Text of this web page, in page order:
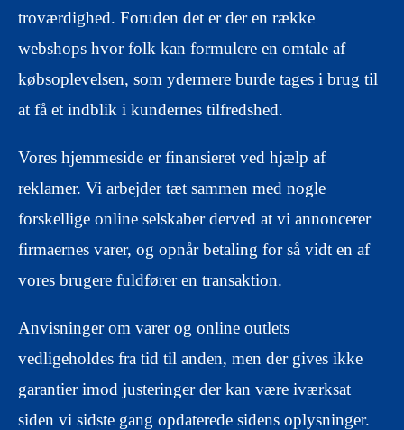
troværdighed. Foruden det er der en række
webshops hvor folk kan formulere en omtale af
købsoplevelsen, som ydermere burde tages i brug til
at få et indblik i kundernes tilfredshed.
Vores hjemmeside er finansieret ved hjælp af
reklamer. Vi arbejder tæt sammen med nogle
forskellige online selskaber derved at vi annoncerer
firmaernes varer, og opnår betaling for så vidt en af
vores brugere fuldfører en transaktion.
Anvisninger om varer og online outlets
vedligeholdes fra tid til anden, men der gives ikke
garantier imod justeringer der kan være iværksat
siden vi sidste gang opdaterede sidens oplysninger.